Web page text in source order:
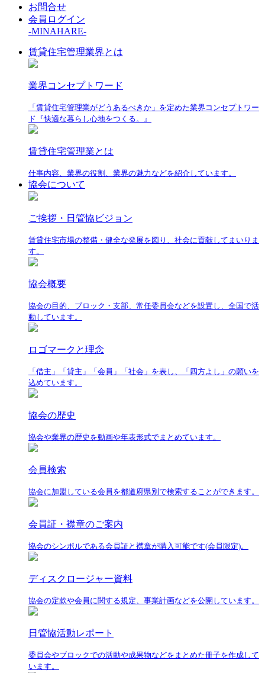
お問合せ
会員ログイン
-MINAHARE-
賃貸住宅管理業界とは
業界コンセプトワード
「賃貸住宅管理業がどうあるべきか」を定めた業界コンセプトワー
ド『快適な暮らし心地をつくる。』
賃貸住宅管理業とは
仕事内容、業界の役割、業界の魅力などを紹介しています。
協会について
ご挨拶・日管協ビジョン
賃貸住宅市場の整備・健全な発展を図り、社会に貢献してまいりま
す。
協会概要
協会の目的、ブロック・支部、常任委員会などを設置し、全国で活
動しています。
ロゴマークと理念
「借主」「貸主」「会員」「社会」を表し、「四方よし」の願いを
込めています。
協会の歴史
協会や業界の歴史を動画や年表形式でまとめています。
会員検索
協会に加盟している会員を都道府県別で検索することができます。
会員証・襟章のご案内
協会のシンボルである会員証と襟章が購入可能です(会員限定)。
ディスクロージャー資料
協会の定款や会員に関する規定、事業計画などを公開しています。
日管協活動レポート
委員会やブロックでの活動や成果物などをまとめた冊子を作成して
います。